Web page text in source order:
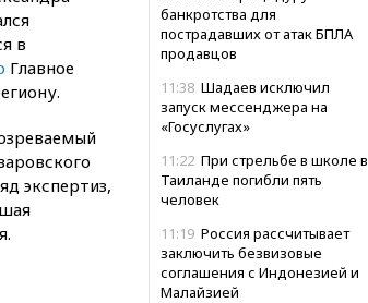
банкротства для
пострадавших от атак БПЛА
продавцов
11:38 Шадаев исключил
запуск мессенджера на
«Госуслугах»
11:22 При стрельбе в школе в
Таиланде погибли пять
человек
11:19 Россия рассчитывает
заключить безвизовые
соглашения с Индонезией и
Малайзией
в
Главное
экспертиз,